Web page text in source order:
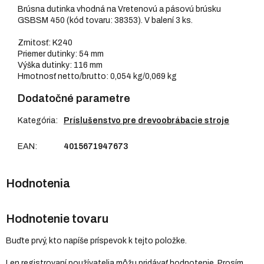
Brúsna dutinka vhodná na Vretenovú a pásovú brúsku
GSBSM 450 (kód tovaru: 38353). V balení 3 ks.
Zrnitosť: K240
Priemer dutinky: 54 mm
Výška dutinky: 116 mm
Hmotnosť netto/brutto: 0,054 kg/0,069 kg
Dodatočné parametre
Kategória: Príslušenstvo pre drevoobrábacie stroje
EAN : 4015671947673
Hodnotenie tovaru
Buďte prvý, kto napíše príspevok k tejto položke.